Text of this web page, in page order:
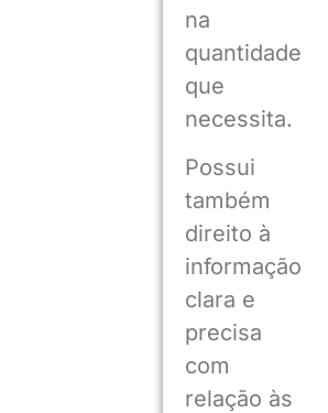
na
quantidade
que
necessita.
Possui
também
direito à
informação
clara e
precisa
com
relação às